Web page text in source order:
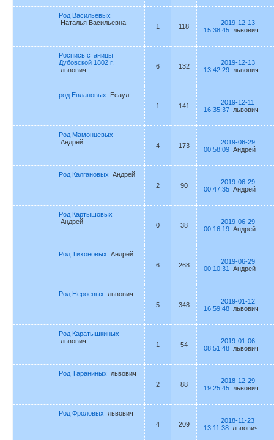
Род Васильевых
Наталья Васильевна
1 118
2019-12-13
15:38:45 львович
Роспись станицы
Дубовской 1802 г.
львович
6 132
2019-12-13
13:42:29 львович
род Евлановых
Есаул
1
141
2019-12-11
16:35:37 львович
Род Мамонцевых
Андрей
4 173
2019-06-29
00:58:09 Андрей
Род Калгановых Андрей
2
90
2019-06-29
00:47:35 Андрей
Род Картышовых
Андрей
0 38
2019-06-29
00:16:19 Андрей
Род Тихоновых Андрей
6
268
2019-06-29
00:10:31
Андрей
Род Нероевых
львович
5
348
2019-01-12
16:59:48 львович
Род Каратышкиных
львович
1 54
2019-01-06
08:51:48 львович
Род Тараниных
львович
2
88
2018-12-29
19:25:45 львович
Род Фроловых
львович
4
209
2018-11-23
13:11:38 львович